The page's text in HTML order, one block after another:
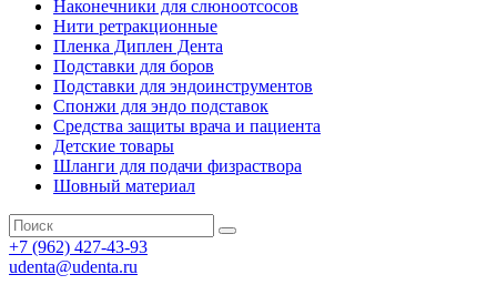
Наконечники для слюноотсосов
Нити ретракционные
Пленка Диплен Дента
Подставки для боров
Подставки для эндоинструментов
Спонжи для эндо подставок
Средства защиты врача и пациента
Детские товары
Шланги для подачи физраствора
Шовный материал
+7 (962) 427-43-93
udenta@udenta.ru